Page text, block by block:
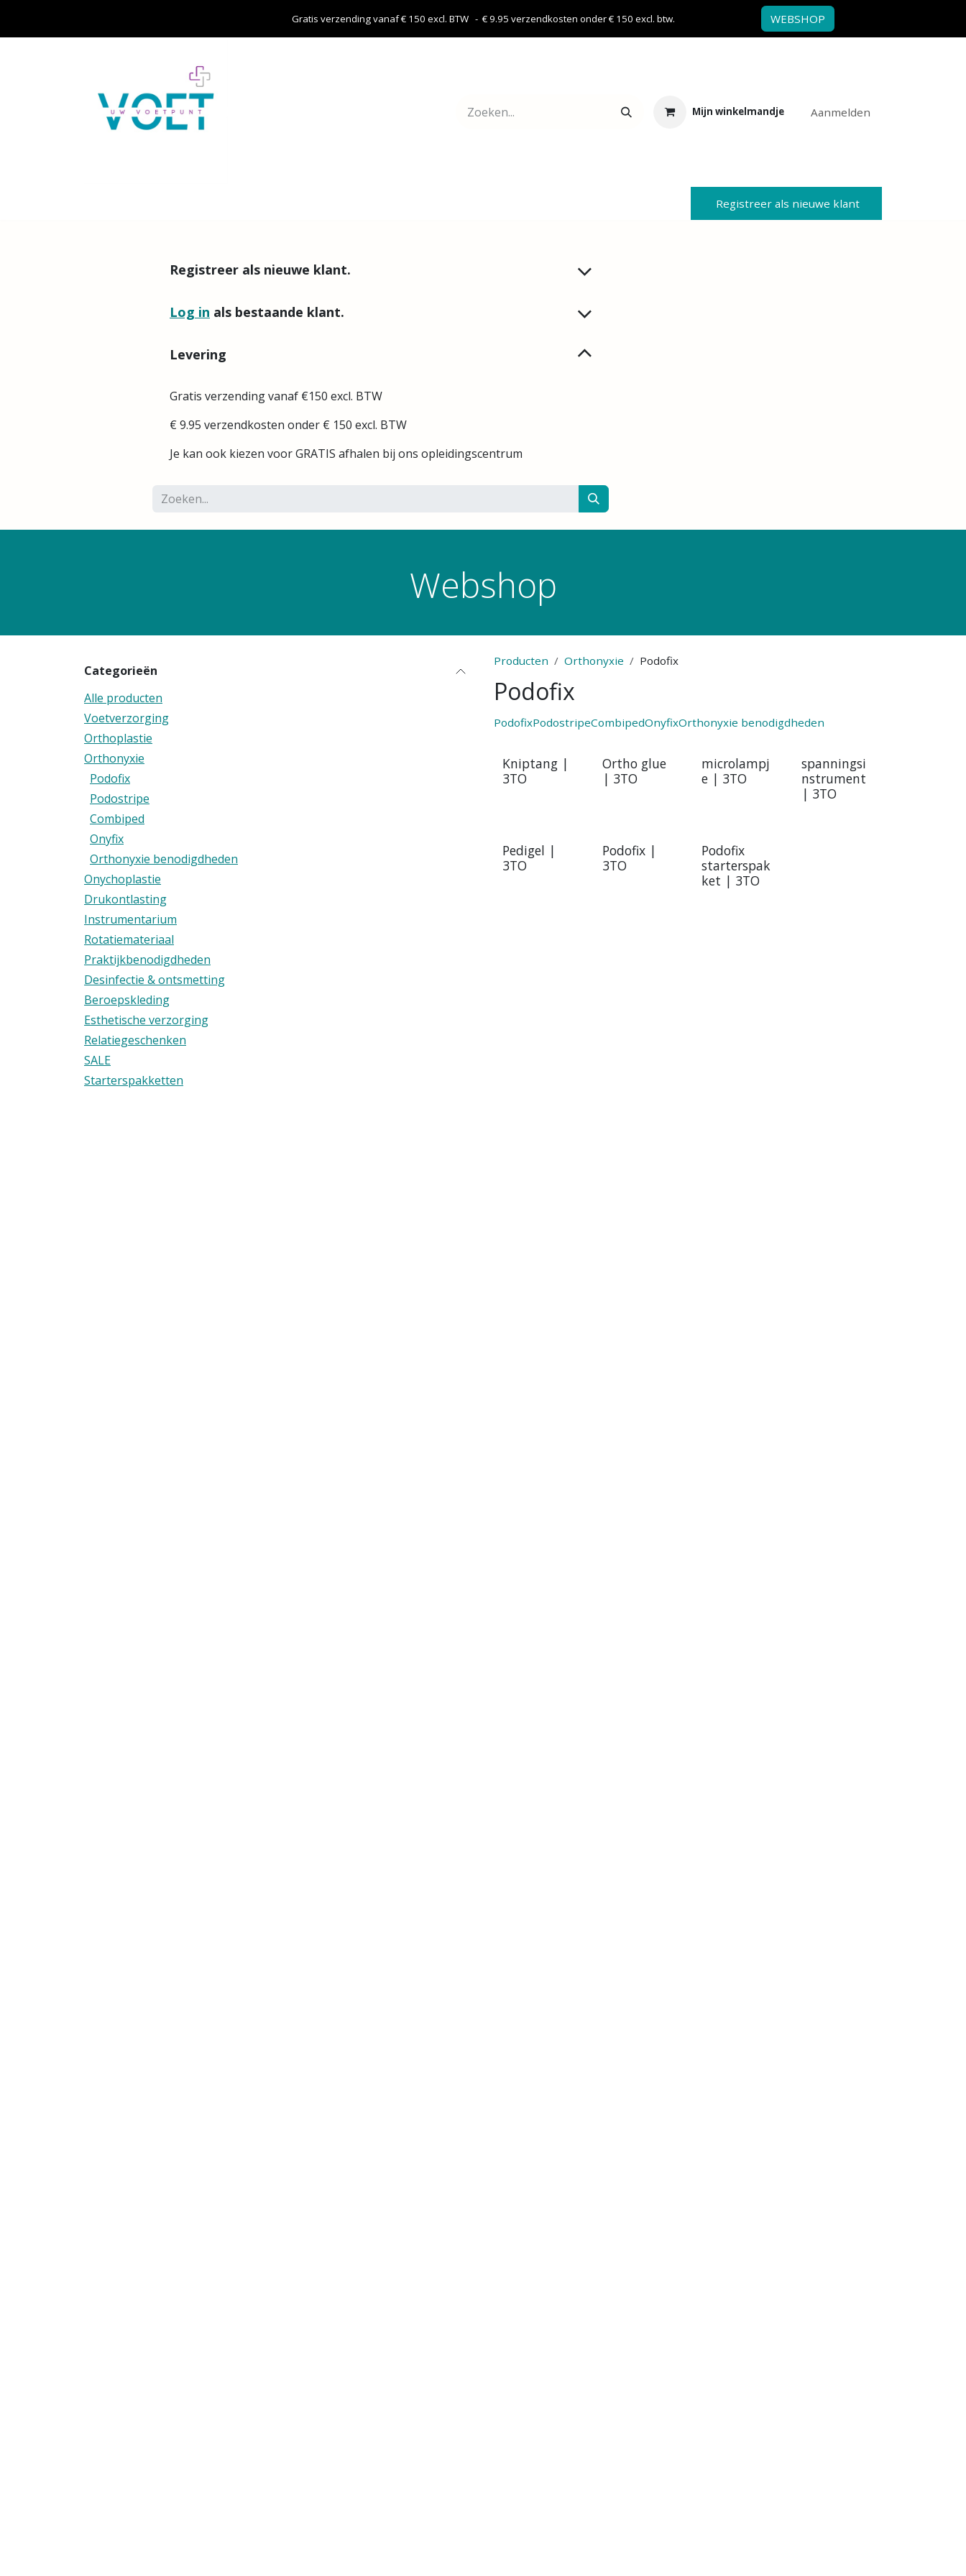
Gratis verzending vanaf € 150 excl. BTW - € 9.95 verzendkosten onder € 150 excl. btw. WEBSHOP
Mijn winkelmandje Aanmelden
Registreer als nieuwe klant
Registreer als nieuwe klant.
Log in als bestaande klant.
Levering
Gratis verzending vanaf €150 excl. BTW
€ 9.95 verzendkosten onder € 150 excl. BTW
Je kan ook kiezen voor GRATIS afhalen bij ons opleidingscentrum
Webshop
Categorieën
Alle producten
Voetverzorging
Orthoplastie
Orthonyxie
Podofix
Podostripe
Combiped
Onyfix
Orthonyxie benodigdheden
Onychoplastie
Drukontlasting
Instrumentarium
Rotatiemateriaal
Praktijkbenodigdheden
Desinfectie & ontsmetting
Beroepskleding
Esthetische verzorging
Relatiegeschenken
SALE
Starterspakketten
Producten Orthonyxie Podofix
Podofix
PodofixPodostripeCombipedOnyfixOrthonyxie benodigdheden
Kniptang |
3TO
Ortho glue
| 3TO
microlampj
e | 3TO
spanningsi
nstrument
| 3TO
Pedigel |
3TO
Podofix |
3TO
Podofix
starterspak
ket | 3TO